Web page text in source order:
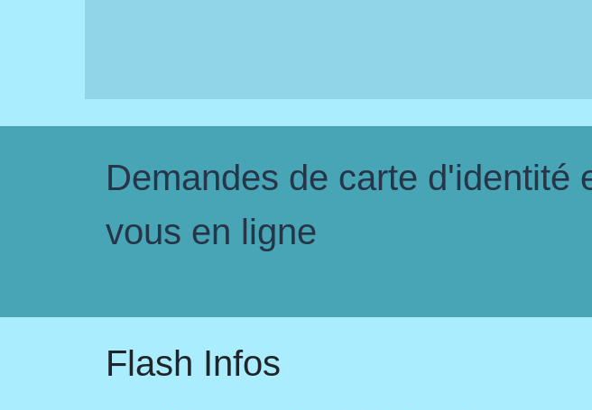
Demandes de carte d'identité
vous en ligne
Flash Infos